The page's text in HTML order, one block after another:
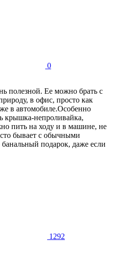
0
полезной. Ее можно брать с
в офис, просто как
в автомобиле.Особенно
крышка-непроливайка,
пить на ходу и в машине, не
бывает с обычными
подарок, даже если
1292